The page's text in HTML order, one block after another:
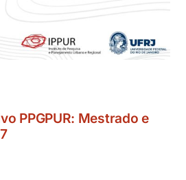
PPGPUR: Mestrado e